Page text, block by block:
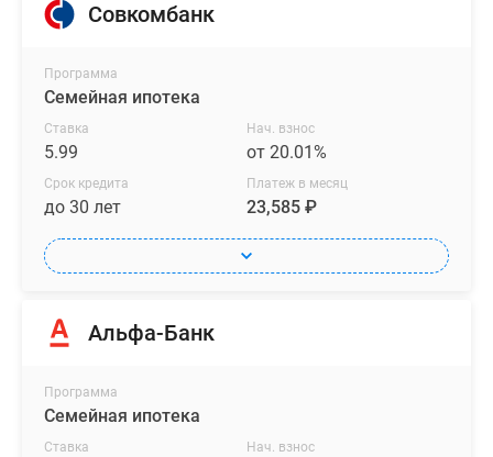
Совкомбанк
Программа
Семейная ипотека
Ставка
5.99
Нач. взнос
от 20.01%
Срок кредита
до 30 лет
Платеж в месяц
23,585 ₽
Альфа-Банк
Программа
Семейная ипотека
Ставка Нач. взнос